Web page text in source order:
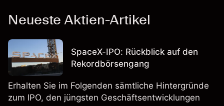
Neueste Aktien-Artikel
SpaceX-IPO: Rückblick auf den
Rekordbörsengang
Erhalten Sie im Folgenden sämtliche Hintergründe
zum IPO, den jüngsten Geschäftsentwicklungen